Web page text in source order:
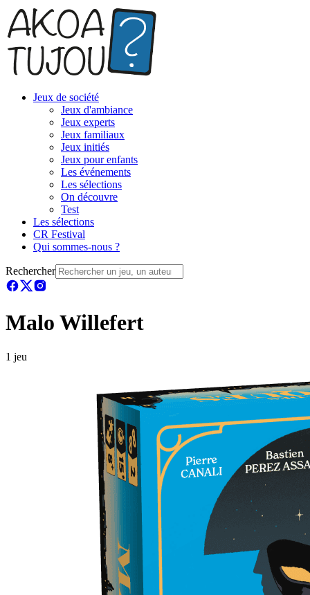
Jeux de société
Jeux d'ambiance
Jeux experts
Jeux familiaux
Jeux initiés
Jeux pour enfants
Les événements
Les sélections
On découvre
Test
Les sélections
CR Festival
Qui sommes-nous ?
Rechercher
Malo Willefert
1 jeu